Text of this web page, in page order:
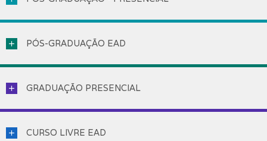
add PÓS-GRADUAÇÃO EAD
add GRADUAÇÃO PRESENCIAL
add CURSO LIVRE EAD